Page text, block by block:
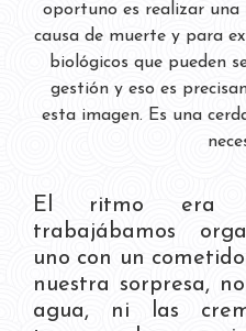
oportuno es realizar una
causa de muerte y para
biológicos que pueden
gestión y eso es
esta imagen. Es una
El ritmo era
trabajábamos
uno con un
nuestra sorpresa,
agua, ni las